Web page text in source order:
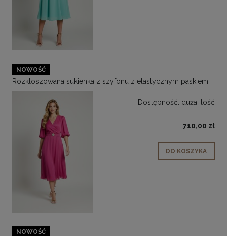
Rozkloszowana sukienka z szyfonu z elastycznym paskiem
Dostępność: duża ilość
710,00 zł
DO KOSZYKA
NOWOŚĆ
NOWOŚĆ